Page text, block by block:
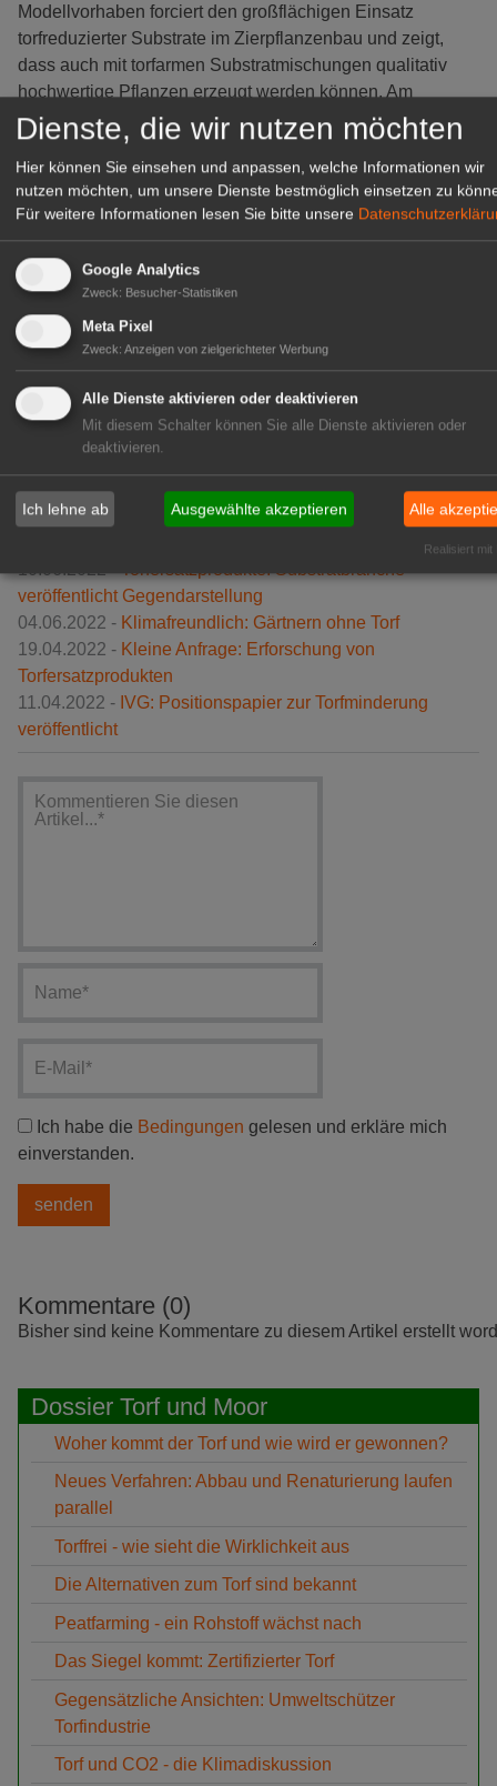
Modellvorhaben forciert den großflächigen Einsatz
torfreduzierter Substrate im Zierpflanzenbau und zeigt,
dass auch mit torfarmen Substratmischungen qualitativ
hochwertige Pflanzen erzeugt werden können. Am
Modellvorhaben TerZ sind 24 Gartenbaubetriebe aus
sieben Bundesländern beteiligt. Sie werden vor Ort betreut
durch die Landwirtschaftskammern Niedersachsen und
Nordrhein-Westfalen, die Staatliche Lehr- und
Versuchsanstalt für den Gartenbau Heidelberg, die
für Umwelt, Landwirtschaft und Geologie Sachsen. Die
aus dem laufenden Projekt ihren Weg in andere Betriebe.
Das Projekt wird aus Mitteln des BMEL gefördert. (BMEL)
Verwandte Nachrichten
11.08.2022 -
Torfausstieg: Nicht jedes Substrat geeignet
BMEL: Tagung zu Torfminderungskonzepten
10.06.2022 - Torfersatzprodukte: Substratbranche
veröffentlicht Gegendarstellung
04.06.2022 - Klimafreundlich: Gärtnern ohne Torf
19.04.2022 - Kleine Anfrage: Erforschung von
Torfersatzprodukten
11.04.2022 - IVG: Positionspapier zur Torfminderung
veröffentlicht
Ich habe die Bedingungen gelesen und erkläre mich
einverstanden.
Kommentare (0)
Bisher sind keine Kommentare zu diesem Artikel erstellt
Dossier Torf und Moor
Woher kommt der Torf und wie wird er gewonnen?
Neues Verfahren: Abbau und Renaturierung laufen
parallel
Torffrei - wie sieht die Wirklichkeit aus
Die Alternativen zum Torf sind bekannt
Peatfarming - ein Rohstoff wächst nach
Das Siegel kommt: Zertifizierter Torf
Gegensätzliche Ansichten: Umweltschützer
Torfindustrie
Torf und CO2 - die Klimadiskussion
Dienste, die wir nutzen möchten
Hier können Sie einsehen und anpassen, welche Informationen wir
nutzen möchten, um unsere Dienste bestmöglich einsetzen zu
Für weitere Informationen lesen Sie bitte unsere
Google Analytics
Zweck: Besucher-Statistiken
Meta Pixel
Zweck: Anzeigen von zielgerichteter Werbung
Alle Dienste aktivieren oder deaktivieren
Mit diesem Schalter können Sie alle Dienste aktivieren oder
deaktivieren.
Ich lehne ab Ausgewählte akzeptieren Alle
Realisiert mit